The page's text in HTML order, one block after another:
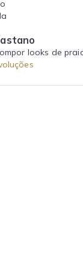
looks de